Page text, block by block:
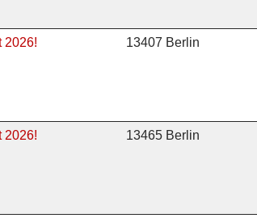
2026! 13407 Berlin
2026! 13465 Berlin